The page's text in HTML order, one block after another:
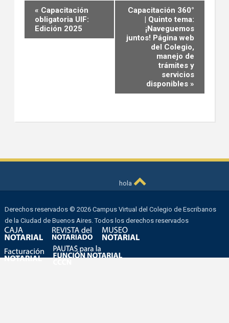
Event
Navigation
« Capacitación
obligatoria UIF:
Edición 2025
Capacitación 360°
| Quinto tema:
¡Naveguemos
juntos! Página web
del Colegio,
manejo de
trámites y
servicios
disponibles »
hola
Derechos reservados © 2026 Campus Virtual del Colegio de Escribanos
de la Ciudad de Buenos Aires. Todos los derechos reservados